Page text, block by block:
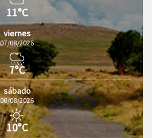
11°C
viernes
07/08/2026
7°C
sábado
08/08/2026
10°C